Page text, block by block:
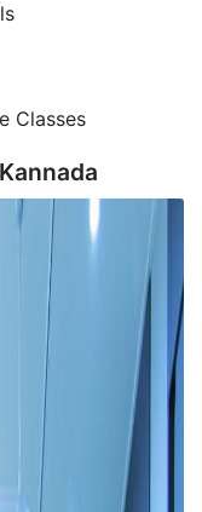
Classes
Kannada